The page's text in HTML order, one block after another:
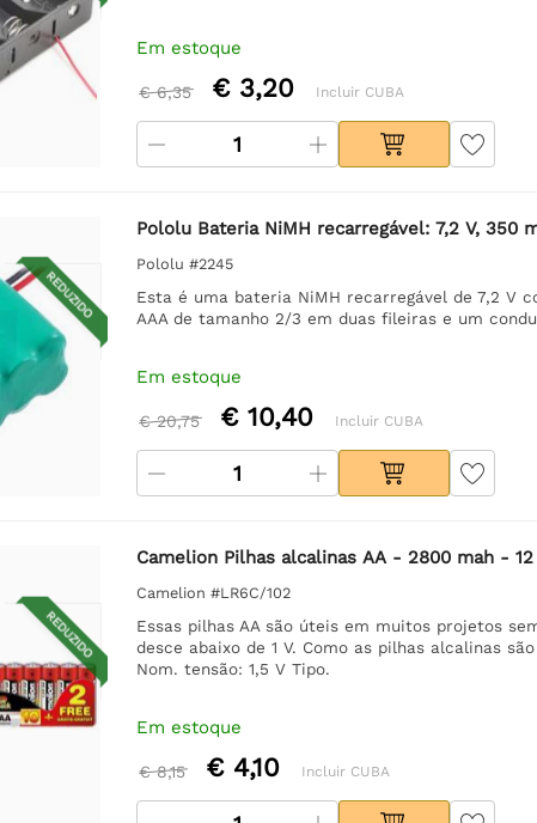
Em estoque
€ 6,35 € 3,20 Incluir CUBA
REDUZIDO
Pololu Bateria NiMH recarregável: 7,2 V, 350
Pololu #2245
Esta é uma bateria NiMH recarregável de 7,2 V
AAA de tamanho 2/3 em duas fileiras e um
Em estoque
€ 20,75 € 10,40 Incluir CUBA
REDUZIDO
Camelion Pilhas alcalinas AA - 2800 mah -
Camelion #LR6C/102
Essas pilhas AA são úteis em muitos projetos
desce abaixo de 1 V. Como as pilhas alcalinas
Nom. tensão: 1,5 V Tipo.
Em estoque
€ 8,15 € 4,10 Incluir CUBA